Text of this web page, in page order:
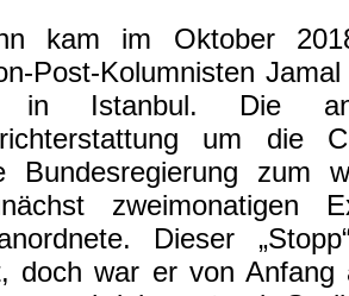
kam im Oktober
Post-Kolumnisten
in Istanbul. Die
um die
Bundesregierung zum
zweimonatigen
Dieser
doch war er von